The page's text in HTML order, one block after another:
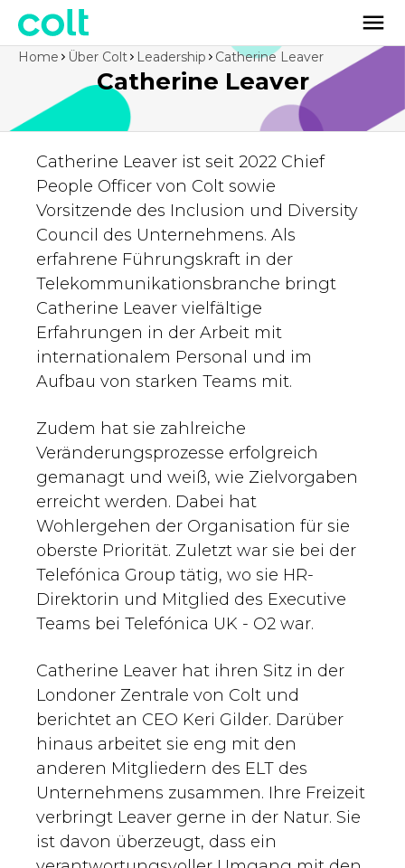
Catherine Leaver
Home Über Colt Leadership Catherine Leaver
Catherine Leaver ist seit 2022 Chief
People Officer von Colt sowie
Vorsitzende des Inclusion und Diversity
Council des Unternehmens. Als
erfahrene Führungskraft in der
Telekommunikationsbranche bringt
Catherine Leaver vielfältige
Erfahrungen in der Arbeit mit
internationalem Personal und im
Aufbau von starken Teams mit.
Zudem hat sie zahlreiche
Veränderungsprozesse erfolgreich
gemanagt und weiß, wie Zielvorgaben
erreicht werden. Dabei hat
Wohlergehen der Organisation für sie
oberste Priorität. Zuletzt war sie bei der
Telefónica Group tätig, wo sie HR-
Direktorin und Mitglied des Executive
Teams bei Telefónica UK - O2 war.
Catherine Leaver hat ihren Sitz in der
Londoner Zentrale von Colt und
berichtet an CEO Keri Gilder. Darüber
hinaus arbeitet sie eng mit den
anderen Mitgliedern des ELT des
Unternehmens zusammen. Ihre Freizeit
verbringt Leaver gerne in der Natur. Sie
ist davon überzeugt, dass ein